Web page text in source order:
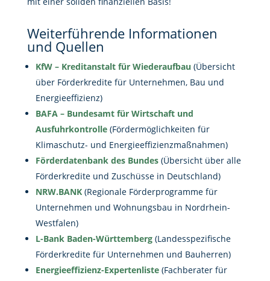
Weiterführende Informationen
und Quellen
KfW – Kreditanstalt für Wiederaufbau (Übersicht
über Förderkredite für Unternehmen, Bau und
Energieeffizienz)
BAFA – Bundesamt für Wirtschaft und
Ausfuhrkontrolle(Fördermöglichkeiten für
Klimaschutz- und Energieeffizienzmaßnahmen)
Förderdatenbank des Bundes(Übersicht über alle
Förderkredite und Zuschüsse in Deutschland)
NRW.BANK(Regionale Förderprogramme für
Unternehmen und Wohnungsbau in Nordrhein-
Westfalen)
L-Bank Baden-Württemberg(Landesspezifische
Förderkredite für Unternehmen und Bauherren)
Energieeffizienz-Expertenliste(Fachberater für